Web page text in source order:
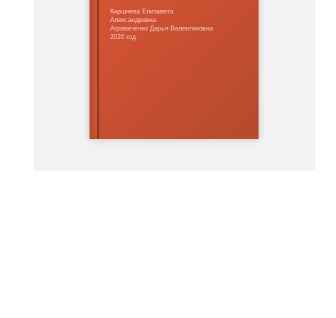
Киршнева Елизавета
Александровна
Агровиченко Дарья Валентиновна
2026 год